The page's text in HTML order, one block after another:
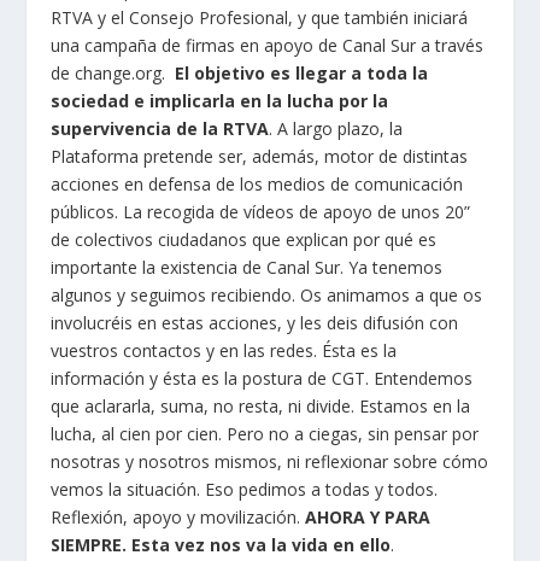
RTVA y el Consejo Profesional, y que también iniciará
una campaña de firmas en apoyo de Canal Sur a través
de change.org. El objetivo es llegar a toda la
sociedad e implicarla en la lucha por la
supervivencia de la RTVA. A largo plazo, la
Plataforma pretende ser, además, motor de distintas
acciones en defensa de los medios de comunicación
públicos. La recogida de vídeos de apoyo de unos 20”
de colectivos ciudadanos que explican por qué es
importante la existencia de Canal Sur. Ya tenemos
algunos y seguimos recibiendo. Os animamos a que os
involucréis en estas acciones, y les deis difusión con
vuestros contactos y en las redes. Ésta es la
información y ésta es la postura de CGT. Entendemos
que aclararla, suma, no resta, ni divide. Estamos en la
lucha, al cien por cien. Pero no a ciegas, sin pensar por
nosotras y nosotros mismos, ni reflexionar sobre cómo
vemos la situación. Eso pedimos a todas y todos.
Reflexión, apoyo y movilización.AHORA Y PARA
SIEMPRE. Esta vez nos va la vida en ello.